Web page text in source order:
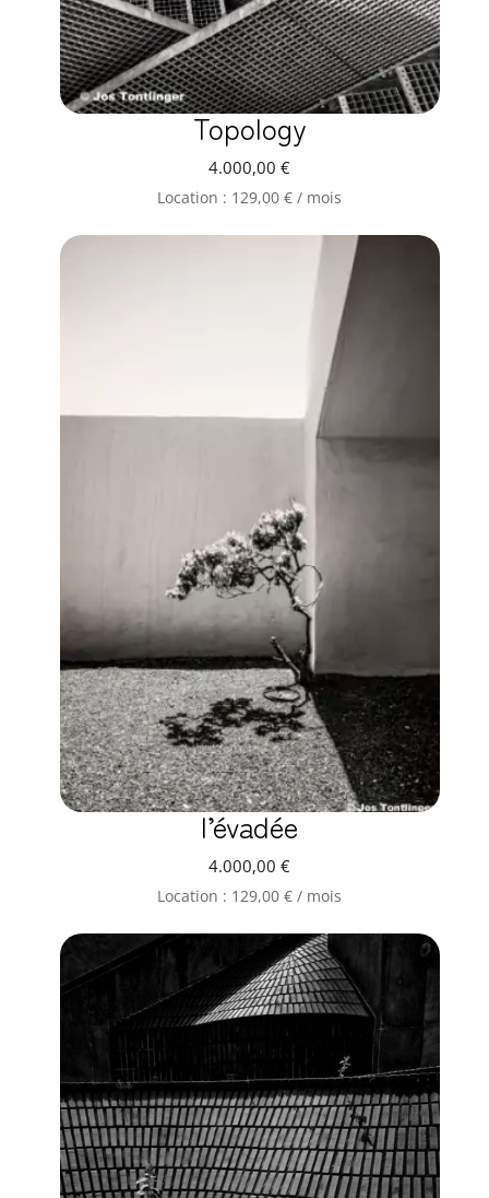
Topology
4.000,00€
Location : 129,00€ / mois
l’évadée
4.000,00€
Location : 129,00€ / mois